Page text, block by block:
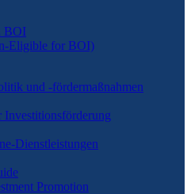
BOI
Eligible for BOI)
und -fördermaßnahmen
Dienstleistungen
Promotion